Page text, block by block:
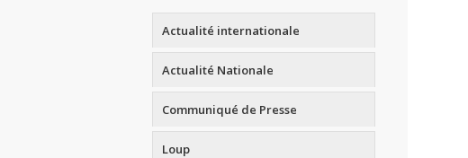
Actualité internationale
Actualité Nationale
Communiqué de Presse
Loup